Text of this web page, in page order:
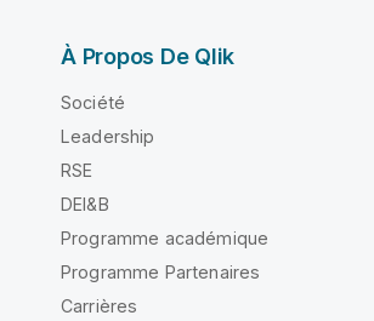
À Propos De Qlik
Société
Leadership
RSE
DEI&B
Programme académique
Programme Partenaires
Carrières